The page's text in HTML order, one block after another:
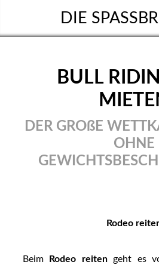
DIE
BULL
DER GROßE
OHNE
Rodeo
Beim Rodeo reitengeht es